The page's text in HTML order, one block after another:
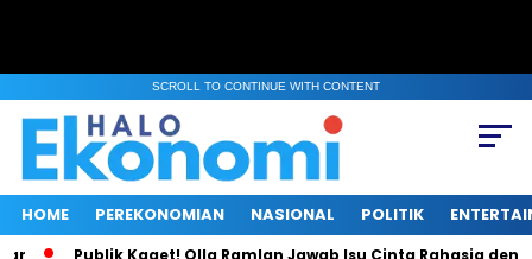
SCROLL TO CONTINUE WITH CONTENT
HOME PEREKONOMIAN NASIONAL POLITIK